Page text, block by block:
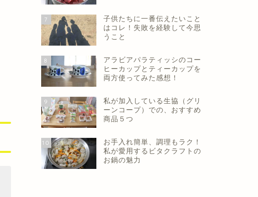
7
子供たちに一番伝えたいこと
はコレ！失敗を経験して今思
うこと
8
アラビアパラティッシのコー
ヒーカップとティーカップを
両方使ってみた感想！
9
私が加入している生協（グリ
ーンコープ）での、おすすめ
商品５つ
10
お手入れ簡単、調理もラク！
私が愛用するビタクラフトの
お鍋の魅力